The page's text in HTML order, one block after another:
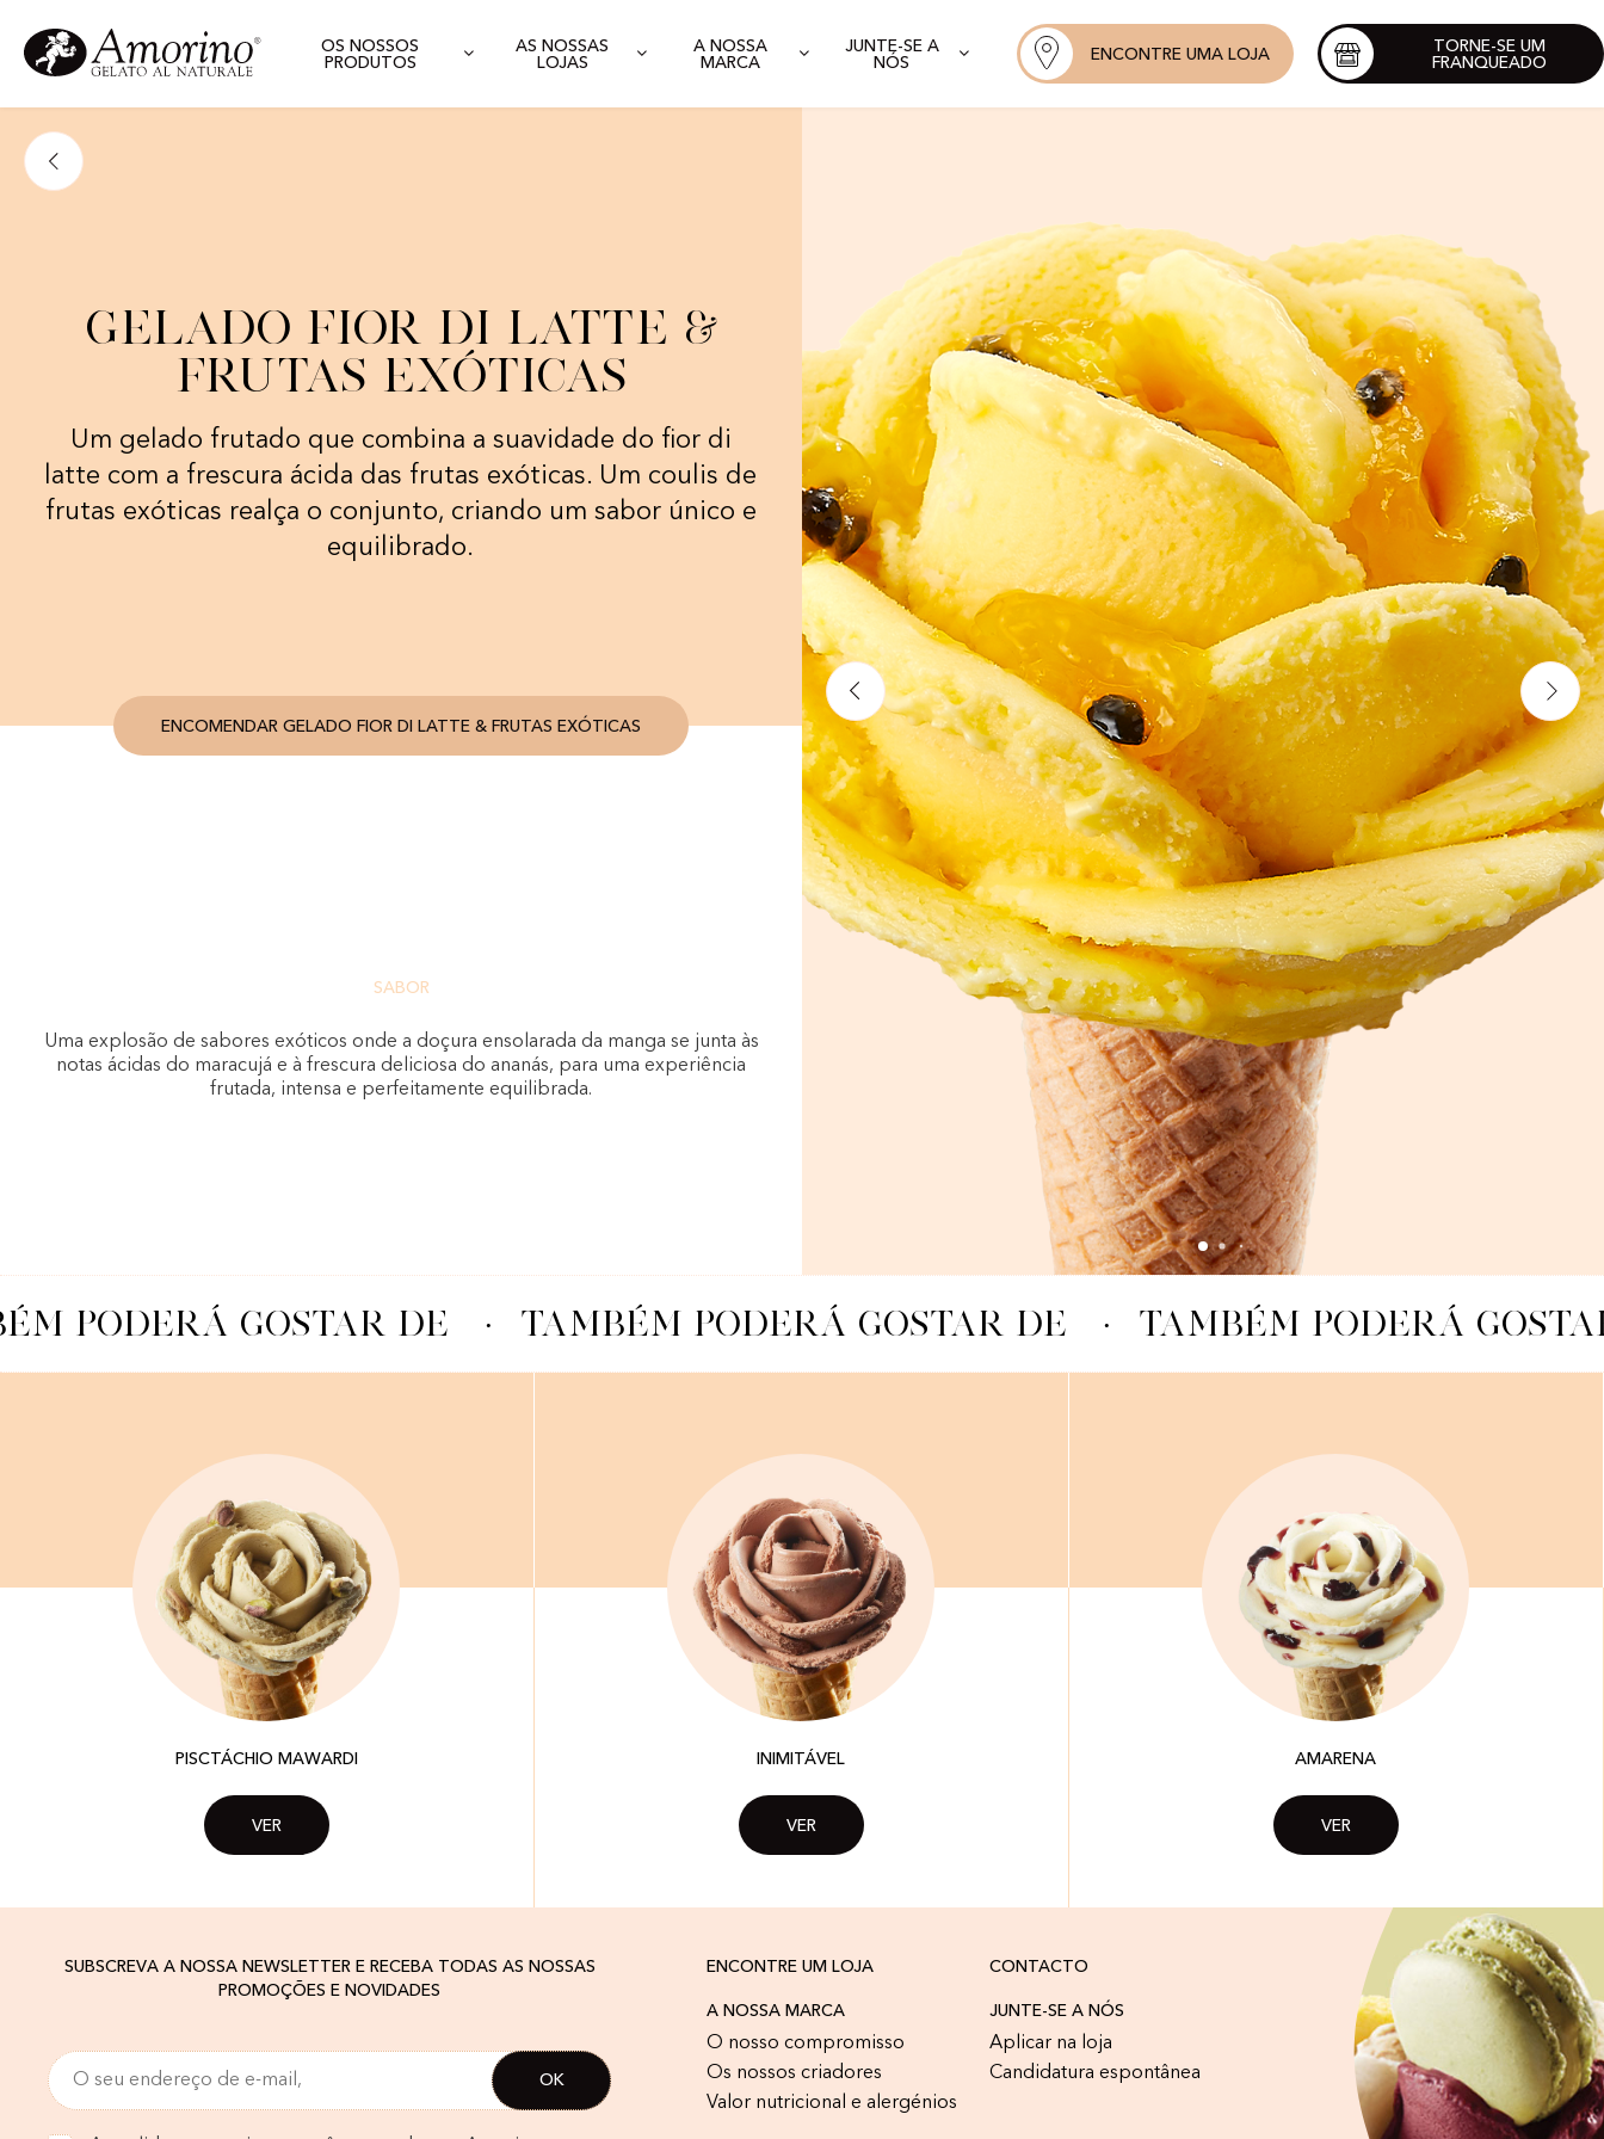
OS NOSSOS
PRODUTOS
AS NOSSAS
LOJAS
A NOSSA
MARCA
JUNTE-SE A
NÓS
ENCONTRE UMA LOJA
TORNE-SE UM
FRANQUEADO
Gelado Fior di Latte &
Frutas Exóticas
Um gelado frutado que combina a suavidade do fior di
latte com a frescura ácida das frutas exóticas. Um coulis de
frutas exóticas realça o conjunto, criando um sabor único e
equilibrado.
ENCOMENDAR GELADO FIOR DI LATTE & FRUTAS EXÓTICAS
SABOR
Uma explosão de sabores exóticos onde a doçura ensolarada da manga se junta às
notas ácidas do maracujá e à frescura deliciosa do ananás, para uma experiência
frutada, intensa e perfeitamente equilibrada.
PODERÁ GOSTAR DE TAMBÉM PODERÁ GOSTAR DE TAMBÉM PODERÁ
PISCTÁCHIO MAWARDI
VER
INIMITÁVEL
VER
AMARENA
VER
SUBSCREVA A NOSSA NEWSLETTER E RECEBA TODAS AS NOSSAS
PROMOÇÕES E NOVIDADES
ENCONTRE UM LOJA CONTACTO
A NOSSA MARCA
O nosso compromisso
Os nossos criadores
Valor nutricional e alergénios
JUNTE-SE A NÓS
Aplicar na loja
Candidatura espontânea